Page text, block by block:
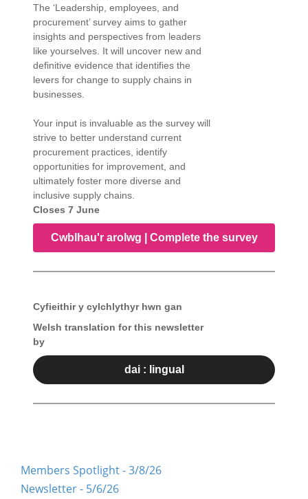
The ‘Leadership, employees, and
procurement’ survey aims to gather
insights and perspectives from leaders
like yourselves. It will uncover new and
definitive evidence that identifies the
levers for change to supply chains in
businesses.
Your input is invaluable as the survey will
strive to better understand current
procurement practices, identify
opportunities for improvement, and
ultimately foster more diverse and
inclusive supply chains.
Closes 7 June
Cwblhau'r arolwg | Complete the survey
Cyfieithir y cylchlythyr hwn gan
Welsh translation for this newsletter
by
dai : lingual
Members Spotlight - 3/8/26
Newsletter - 5/6/26